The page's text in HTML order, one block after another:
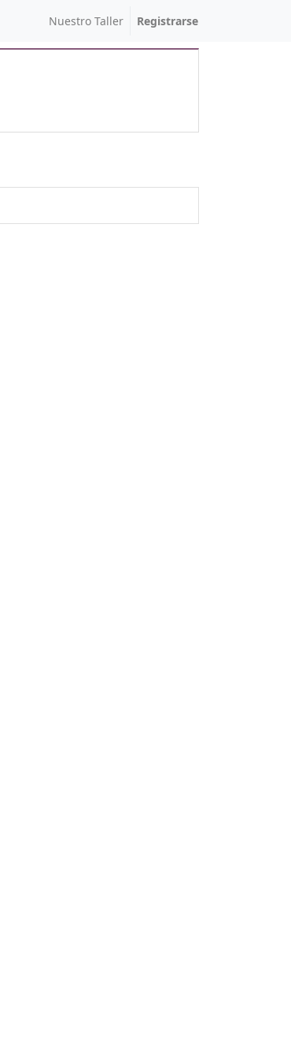
Nuestro Taller Registrarse